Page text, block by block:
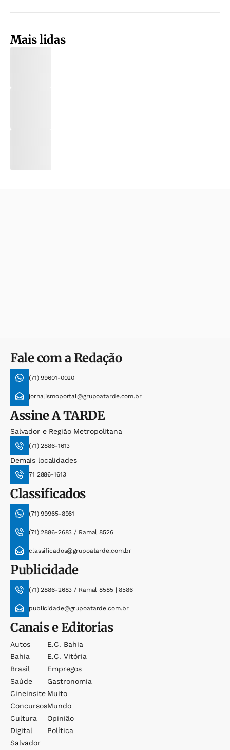
Mais lidas
Fale com a Redação
(71) 99601-0020
jornalismoportal@grupoatarde.com.br
AssineA TARDE
Salvador e Região Metropolitana
(71) 2886-1613
Demais localidades
71 2886-1613
Classificados
(71) 99965-8961
(71) 2886-2683 / Ramal 8526
classificados@grupoatarde.com.br
Publicidade
(71) 2886-2683 / Ramal 8585 | 8586
publicidade@grupoatarde.com.br
Canais e Editorias
Autos
Bahia
Brasil
Saúde
Cineinsite
Concursos
Cultura
Digital
Salvador
E.c. Bahia
E.c. Vitória
Empregos
Gastronomia
Muito
Mundo
Opinião
Política